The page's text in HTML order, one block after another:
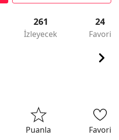
261
İzleyecek
24
Favori
Puanla Favori